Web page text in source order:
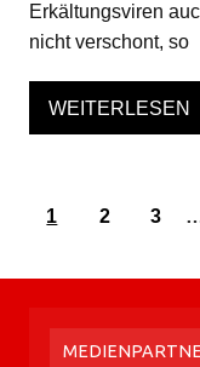
Erkältungsviren
nicht verschont, so
WEITERLESEN
1 2 3